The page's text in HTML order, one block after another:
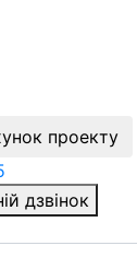
проекту
дзвінок